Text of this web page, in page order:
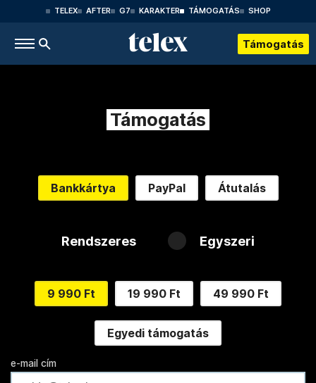
TELEX AFTER G7 KARAKTER TÁMOGATÁS SHOP
Támogatás
Támogatás
Bankkártya PayPal Átutalás
Rendszeres Egyszeri
9 990 Ft 19 990 Ft 49 990 Ft
Egyedi támogatás
e-mail cím